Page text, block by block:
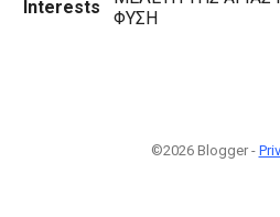
Interests
ΦΥΣΗ
©2026 Blogger -